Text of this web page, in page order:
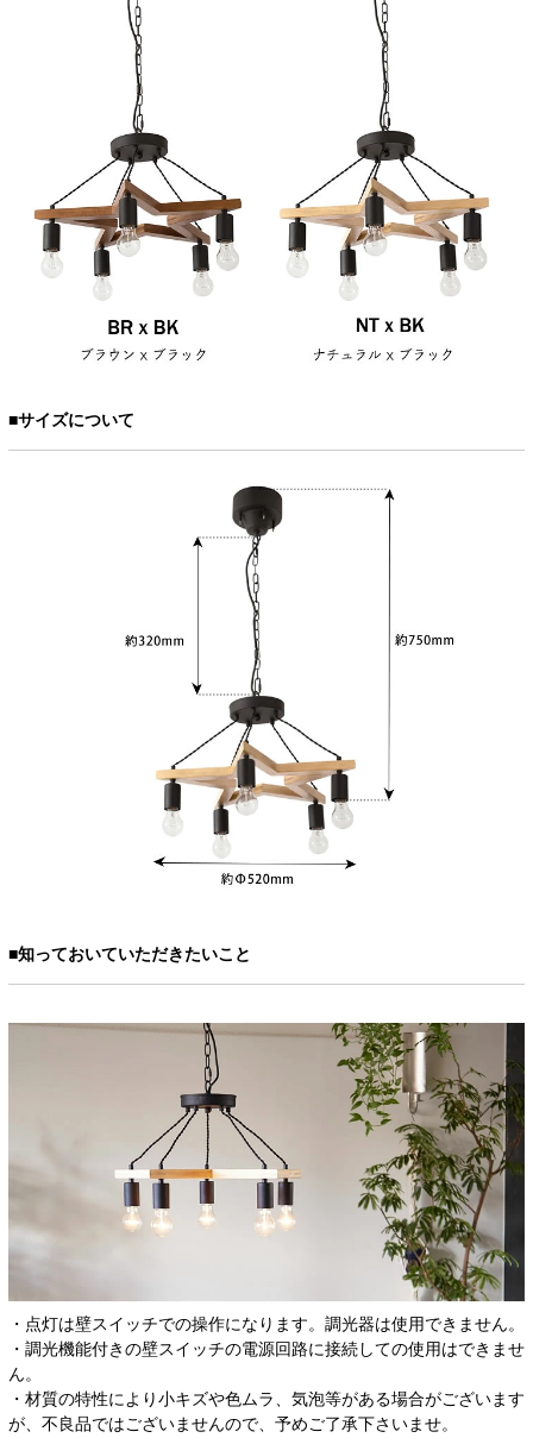
■サイズについて
■知っておいていただきたいこと
・点灯は壁スイッチでの操作になります。調光器は使用できません。
・調光機能付きの壁スイッチの電源回路に接続しての使用はできませ
ん。
・材質の特性により小キズや色ムラ、気泡等がある場合がございます
が、不良品ではございませんので、予めご了承下さいませ。